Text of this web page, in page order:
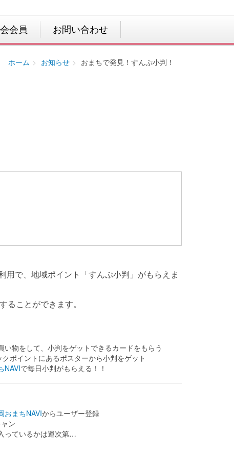
会員 お問い合わせ
ホーム お知らせ おまちで発見！すんぷ小判！
用で、地域ポイント「すんぷ小判」がもらえま
ることができます。
い物をして、小判をゲットできるカードをもらう
ポイントにあるポスターから小判をゲット
NAVIで毎日小判がもらえる！！
おまちNAVIからユーザー登録
ン
っているかは運次第…